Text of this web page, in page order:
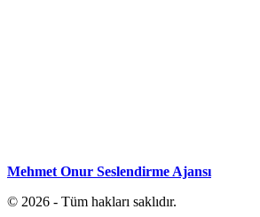
Mehmet Onur Seslendirme Ajansı
© 2026 - Tüm hakları saklıdır.